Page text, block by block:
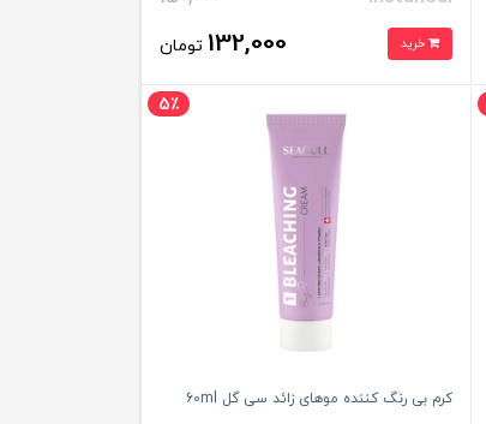
خرید 132,000 تومان
5٪
کرم بی رنگ کننده موهای زائد سی گل 60ml